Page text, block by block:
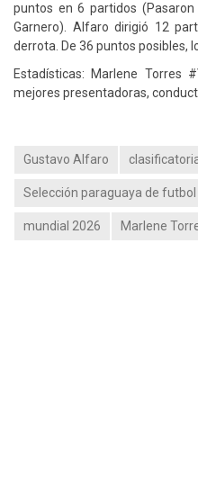
puntos en 6 partidos
Garnero). Alfaro dirigió 12
derrota. De 36 puntos posibles,
Estadísticas: Marlene Torres
mejores presentadoras,
Gustavo Alfaro
Selección paraguaya de futbol
mundial 2026 Marlene